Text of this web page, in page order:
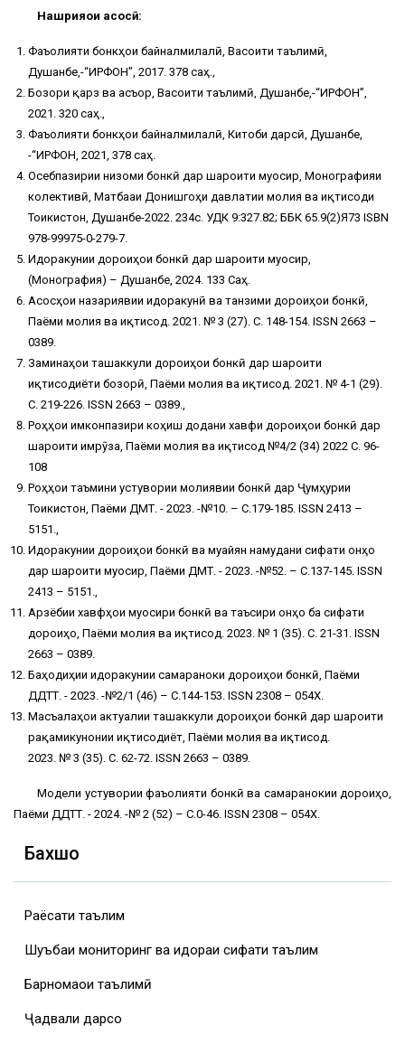
Нашрияҳои асосӣ:
Фаъолияти бонкҳои байналмилалӣ, Васоити таълимӣ,
Душанбе,-“ИРФОН”, 2017. 378 саҳ.,
Бозори қарз ва асъор, Васоити таълимӣ, Душанбе,-“ИРФОН”,
2021. 320 саҳ.,
Фаъолияти бонкҳои байналмилалӣ, Китоби дарсӣ, Душанбе,
-“ИРФОН, 2021, 378 саҳ.
Осебпазирии низоми бонкӣ дар шароити муосир, Монографияи
колективӣ, Матбааи Донишгоҳи давлатии молия ва иқтисоди
Тоҷикистон, Душанбе-2022. 234с. УДК 9:327.82; ББК 65.9(2)Я73 ISBN
978-99975-0-279-7.
Идоракунии дороиҳои бонкӣ дар шароити муосир,
(Монография) – Душанбе, 2024. 133 Саҳ.
Асосҳои назариявии идоракунӣ ва танзими дороиҳои бонкӣ,
Паёми молия ва иқтисод. 2021. № 3 (27). С. 148-154. ISSN 2663 –
0389.
Заминаҳои ташаккули дороиҳои бонкӣ дар шароити
иқтисодиёти бозорӣ, Паёми молия ва иқтисод. 2021. № 4-1 (29).
С. 219-226. ISSN 2663 – 0389.,
Роҳҳои имконпазири коҳиш додани хавфи дороиҳои бонкӣ дар
шароити имрӯза, Паёми молия ва иқтисод №4/2 (34) 2022 С. 96-
108
Роҳҳои таъмини устувории молиявии бонкӣ дар Ҷумҳурии
Тоҷикистон, Паёми ДМТ. - 2023. -№10. – С.179-185. ISSN 2413 –
5151.,
Идоракунии дороиҳои бонкӣ ва муайян намудани сифати онҳо
дар шароити муосир, Паёми ДМТ. - 2023. -№52. – С.137-145. ISSN
2413 – 5151.,
Арзёбии хавфҳои муосири бонкӣ ва таъсири онҳо ба сифати
дороиҳо, Паёми молия ва иқтисод. 2023. № 1 (35). С. 21-31. ISSN
2663 – 0389.
Баҳодиҳии идоракунии самараноки дороиҳои бонкӣ, Паёми
ДДТТ. - 2023. -№2/1 (46) – С.144-153. ISSN 2308 – 054Х.
Масъалаҳои актуалии ташаккули дороиҳои бонкӣ дар шароити
рақамикунонии иқтисодиёт, Паёми молия ва иқтисод.
2023. № 3 (35). С. 62-72. ISSN 2663 – 0389.
Модели устувории фаъолияти бонкӣ ва самаранокии дороиҳо,
Паёми ДДТТ. - 2024. -№ 2 (52) – С.0-46. ISSN 2308 – 054Х.
Бахшҳо
Раёсати таълим
Шуъбаи мониторинг ва идораи сифати таълим
Барномаҳои таълимӣ
Ҷадвали дарсҳо